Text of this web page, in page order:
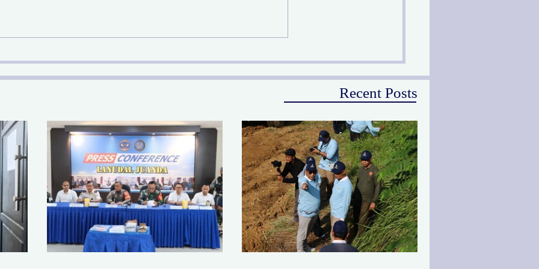
Juanda Gagalkan
di Bandara Juanda
Nasional
Recent Posts